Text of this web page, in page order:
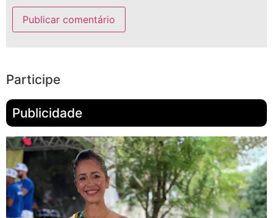
Participe
Publicidade